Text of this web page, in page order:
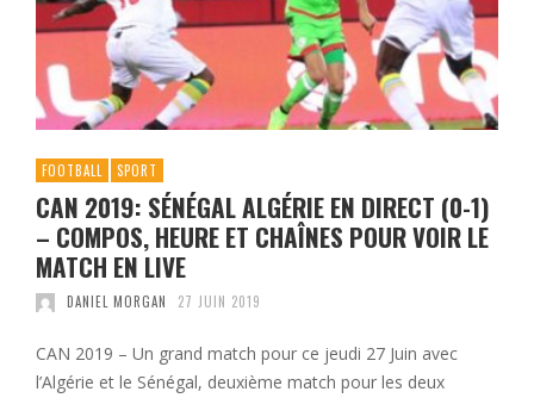
FOOTBALL SPORT
CAN 2019: SÉNÉGAL ALGÉRIE EN DIRECT (0-1)
– COMPOS, HEURE ET CHAÎNES POUR VOIR LE
MATCH EN LIVE
DANIEL MORGAN 27 JUIN 2019
CAN 2019 – Un grand match pour ce jeudi 27 Juin avec
l’Algérie et le Sénégal, deuxième match pour les deux